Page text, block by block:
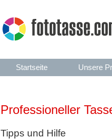
Startseite Unsere
Professioneller
Tipps und Hilfe